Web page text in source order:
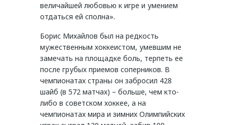
величайшей любовью к игре и умением
отдаться ей сполна».
Борис Михайлов был на редкость
мужественным хоккеистом, умевшим не
замечать на площадке боль, терпеть ее
после грубых приемов соперников. В
чемпионатах страны он забросил 428
шайб (в 572 матчах) – больше, чем кто-
либо в советском хоккее, а на
чемпионатах мира и зимних Олимпийских